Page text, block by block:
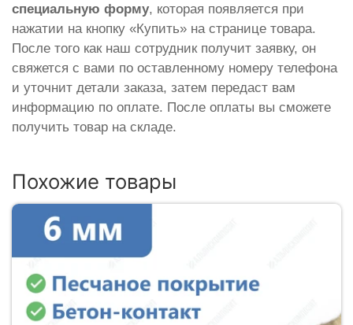
специальную форму, которая появляется при
нажатии на кнопку «Купить» на странице товара.
После того как наш сотрудник получит заявку, он
свяжется с вами по оставленному номеру телефона
и уточнит детали заказа, затем передаст вам
информацию по оплате. После оплаты вы сможете
получить товар на складе.
Похожие товары